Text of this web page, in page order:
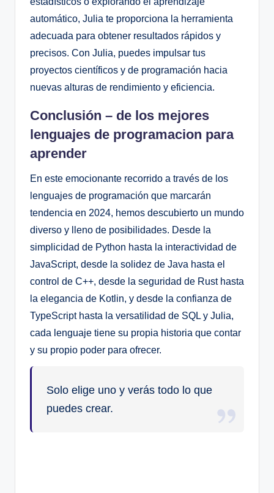
automático, Julia te proporciona la herramienta
adecuada para obtener resultados rápidos y
precisos. Con Julia, puedes impulsar tus
proyectos científicos y de programación hacia
nuevas alturas de rendimiento y eficiencia.
Conclusión – de los mejores
lenguajes de programacion para
aprender
En este emocionante recorrido a través de los
lenguajes de programación que marcarán
tendencia en 2024, hemos descubierto un mundo
diverso y lleno de posibilidades. Desde la
simplicidad de Python hasta la interactividad de
JavaScript, desde la solidez de Java hasta el
control de C++, desde la seguridad de Rust hasta
la elegancia de Kotlin, y desde la confianza de
TypeScript hasta la versatilidad de SQL y Julia,
cada lenguaje tiene su propia historia que contar
y su propio poder para ofrecer.
Solo elige uno y verás todo lo que
puedes crear.